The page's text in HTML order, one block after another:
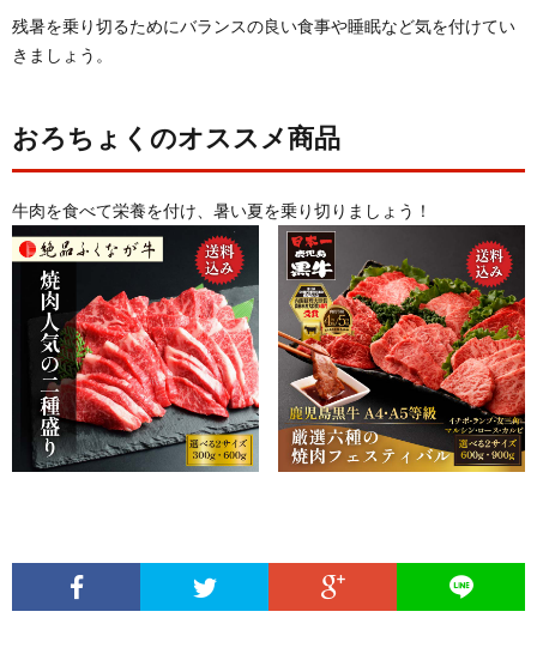
残暑を乗り切るためにバランスの良い食事や睡眠など気を付けてい
きましょう。
おろちょくのオススメ商品
牛肉を食べて栄養を付け、暑い夏を乗り切りましょう！